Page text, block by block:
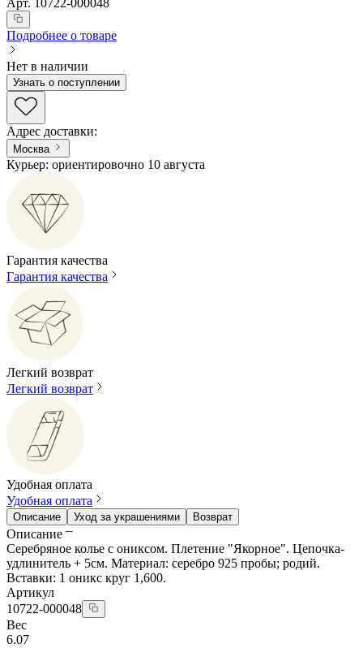
Арт. 10722-000048
Подробнее о товаре
Нет в наличии
Узнать о поступлении
Адрес доставки:
Москва
Курьер: ориентировочно 10 августа
Гарантия качества
Гарантия качества
Легкий возврат
Легкий возврат
Удобная оплата
Удобная оплата
Описание Уход за украшениями Возврат
Описание
Серебряное колье с ониксом. Плетение "Якорное". Цепочка-
удлинитель + 5см. Материал: серебро 925 пробы; родий.
Вставки: 1 оникс круг 1,600.
Артикул
10722-000048
Вес
6.07